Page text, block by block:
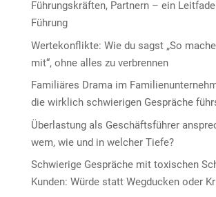
Führungskräften, Partnern – ein
Führung
Wertekonflikte: Wie du sagst „So
mit“, ohne alles zu verbrennen
Familiäres Drama im
die wirklich schwierigen Gespräche
Überlastung als Geschäftsführer
wem, wie und in welcher Tiefe?
Schwierige Gespräche mit toxischen
Kunden: Würde statt Wegducken oder